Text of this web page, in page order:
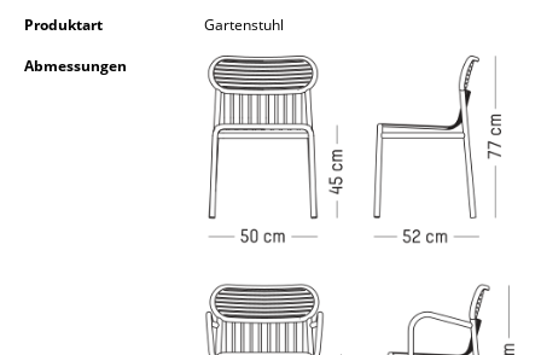
Barmöbel
Garderoben
Kleinaufbewahrung
... alle Aufbewahrungsmöbel
Hängeleuchten & Deckenleuchten
Produktart
Gartenstuhl
Abmessungen